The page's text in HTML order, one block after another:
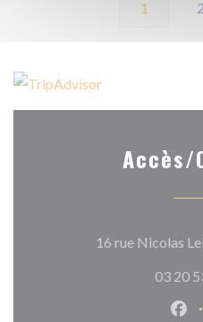
1 2
Accès/
16 rue Nicolas
03 20